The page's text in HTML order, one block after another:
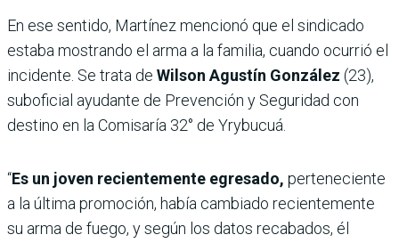
En ese sentido, Martínez mencionó que el sindicado
estaba mostrando el arma a la familia, cuando ocurrió el
incidente. Se trata de Wilson Agustín González (23),
suboficial ayudante de Prevención y Seguridad con
destino en la Comisaría 32° de Yrybucuá.
“Es un joven recientemente egresado, perteneciente
a la última promoción, había cambiado recientemente
su arma de fuego, y según los datos recabados, él